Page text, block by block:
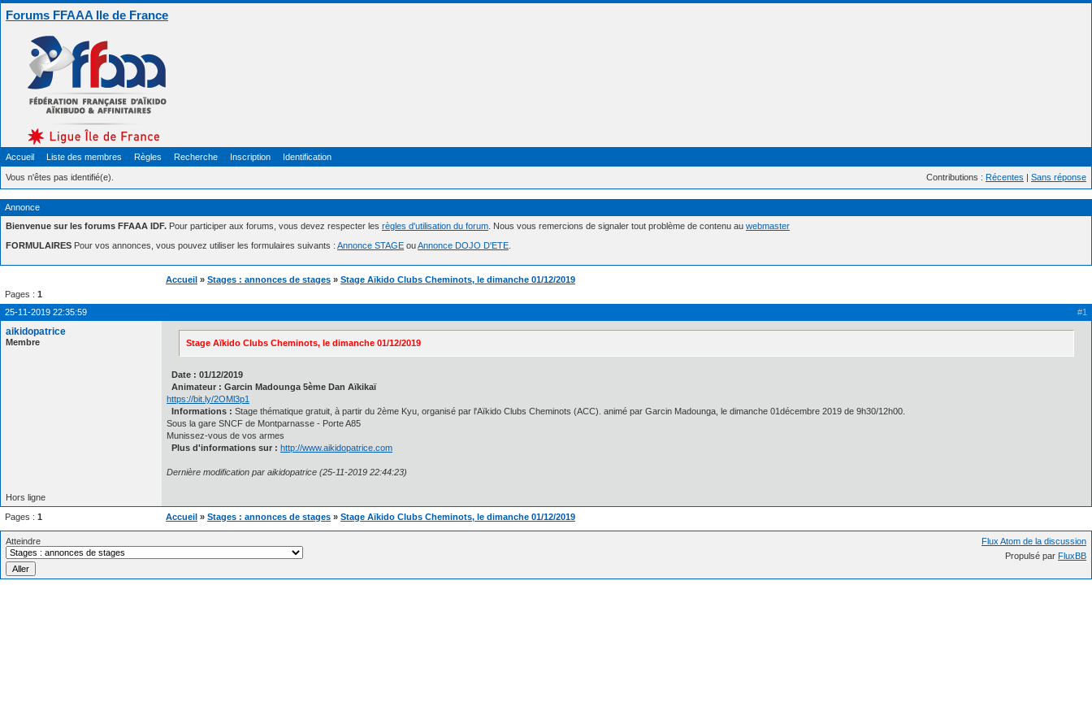
Forums FFAAA Ile de France
Accueil Liste des membres Règles Recherche Inscription Identification
Vous n'êtes pas identifié(e). Contributions : Récentes | Sans réponse
Annonce
Bienvenue sur les forums FFAAA IDF. Pour participer aux forums, vous devez respecter les règles d'utilisation du forum . Nous vous remercions de signaler tout problème de contenu au webmaster
FORMULAIRES Pour vos annonces, vous pouvez utiliser les formulaires suivants : Annonce STAGE ouAnnonce DOJO D'ETE
Accueil » Stages : annonces de stages » Stage Aïkido Clubs Cheminots, le dimanche 01/12/2019
Pages : 1
#1
25-11-2019 22:35:59
aikidopatrice
Membre Stage Aïkido Clubs Cheminots, le dimanche 01/12/2019
Date : 01/12/2019
Animateur : Garcin Madounga 5ème Dan Aïkikaï
https://bit.ly/2OMl3p1
Informations : Stage thématique gratuit, à partir du 2ème Kyu, organisé par l'Aïkido Clubs Cheminots (ACC). animé par Garcin Madounga, le dimanche 01décembre 2019 de 9h30/12h00.
Sous la gare SNCF de Montparnasse - Porte A85
Munissez-vous de vos armes
Plus d'informations sur : http://www.aikidopatrice.com
Dernière modification par aikidopatrice (25-11-2019 22:44:23)
Hors ligne
Pages : 1 Accueil » Stages : annonces de stages » Stage Aïkido Clubs Cheminots, le dimanche 01/12/2019
Atteindre
Flux Atom de la discussion
Propulsé par FluxBB